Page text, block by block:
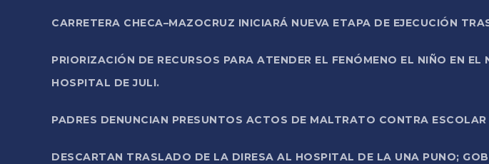
CARRETERA CHECA–MAZOCRUZ INICIARÁ NUEVA ETAPA DE EJECUCIÓN
PRIORIZACIÓN DE RECURSOS PARA ATENDER EL FENÓMENO EL NIÑO EN
HOSPITAL DE JULI.
PADRES DENUNCIAN PRESUNTOS ACTOS DE MALTRATO CONTRA
DESCARTAN TRASLADO DE LA DIRESA AL HOSPITAL DE LA UNA PUNO;